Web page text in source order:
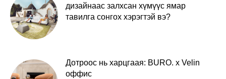
дизайнаас залхсан хүмүүс ямар
тавилга сонгох хэрэгтэй вэ?
Дотроос нь харцгаая: BURO. x Velin
оффис